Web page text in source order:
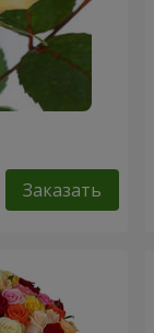
Заказать